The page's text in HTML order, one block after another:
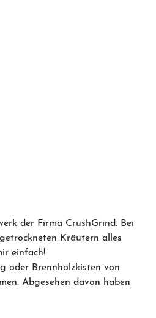
der Firma CrushGrind. Bei
Kräutern alles
einfach!
oder Brennholzkisten von
Abgesehen davon haben